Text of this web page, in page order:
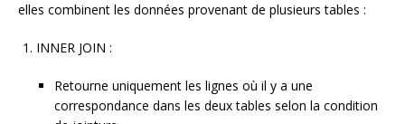
elles combinent les données provenant de plusieurs tables :
INNER JOIN :
Retourne uniquement les lignes où il y a une
correspondance dans les deux tables selon la condition